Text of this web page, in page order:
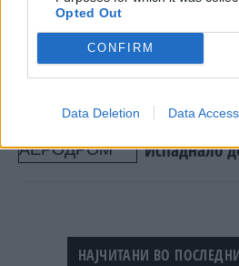
Opted Out
CONFIRM
Data Deletion Data Access
СИМБОЛОТ Е
се
споменик,
пречка во тоа“
КРЕНАЛ
Испаднало
сместувањето
НАЈЧИТАНИ ВО